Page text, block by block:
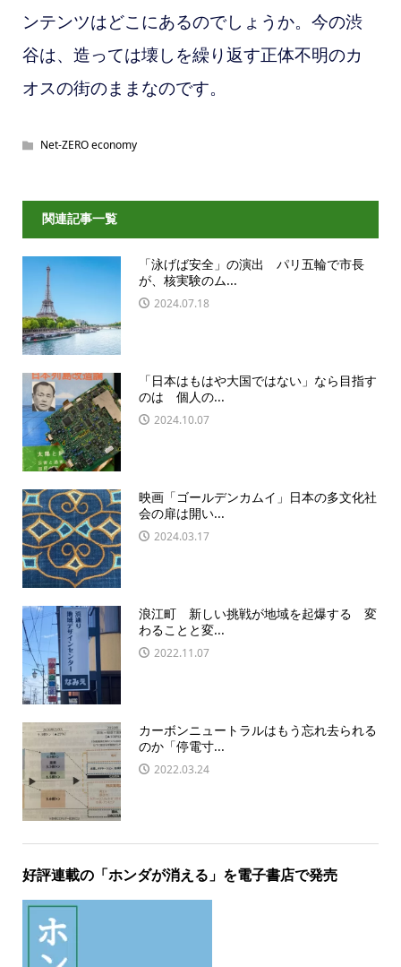
ンテンツはどこにあるのでしょうか。今の渋
谷は、造っては壊しを繰り返す正体不明のカ
オスの街のままなのです。
Net-ZERO economy
関連記事一覧
「泳げば安全」の演出 パリ五輪で市長
が、核実験のム...
2024.07.18
「日本はもはや大国ではない」なら目指す
のは 個人の...
2024.10.07
映画「ゴールデンカムイ」日本の多文化社
会の扉は開い...
2024.03.17
浪江町 新しい挑戦が地域を起爆する 変
わることと変...
2022.11.07
カーボンニュートラルはもう忘れ去られる
のか「停電寸...
2022.03.24
好評連載の「ホンダが消える」を電子書店で発売